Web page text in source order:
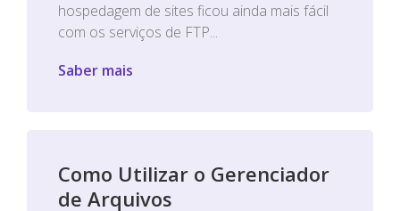
hospedagem de sites ficou ainda mais fácil
com os serviços de FTP...
Saber mais
Como Utilizar o Gerenciador
de Arquivos